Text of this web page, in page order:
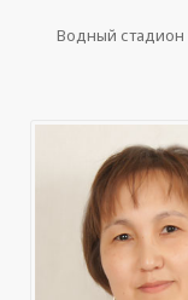
Водный стадион